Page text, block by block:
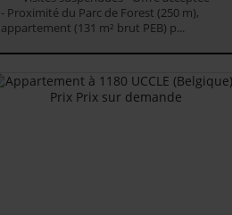
- Proximité du Parc de Forest (250 m),
appartement (131 m² brut PEB) p...